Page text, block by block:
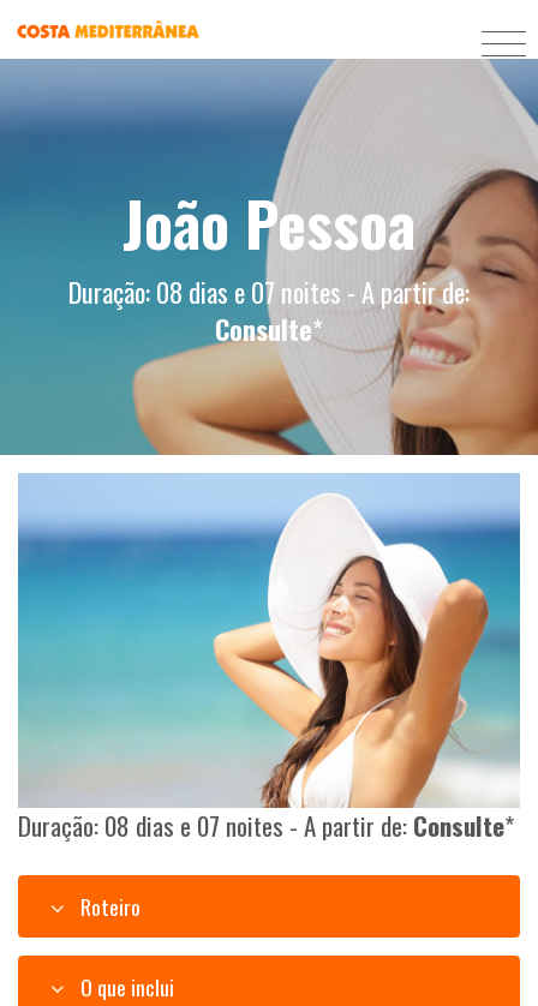
João Pessoa
Duração: 08 dias e 07 noites - A partir de:
Consulte*
Duração: 08 dias e 07 noites - A partir de:Consulte*
Roteiro
O que inclui